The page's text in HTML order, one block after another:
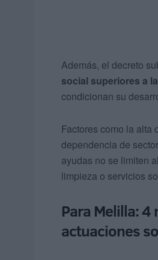
Además, el decreto
social superiores a
condicionan su
Factores como la alta
dependencia de
ayudas no se limiten
limpieza o servicios
Para Melilla:
actuaciones